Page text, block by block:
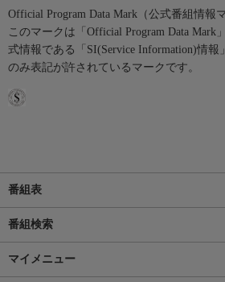
Official Program Data Mark（公式番組情報
このマークは「Official Program Data Mark
式情報である「SI(Service Information)情報
のみ表記が許されているマークです。
番組表
番組検索
マイメニュー